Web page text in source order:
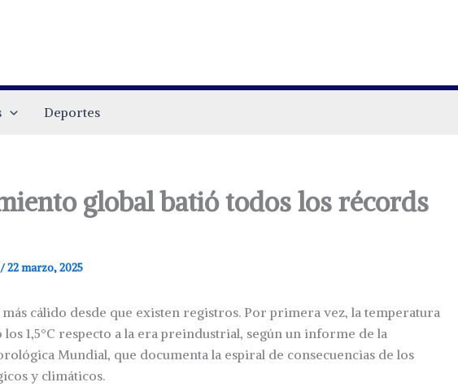
Deportes
global batió todos los récords
/22 marzo, 2025
más cálido desde que existen registros. Por primera vez, la temperatura
1,5°C respecto a la era preindustrial, según un informe de la
Mundial, que documenta la espiral de consecuencias de los
y climáticos.